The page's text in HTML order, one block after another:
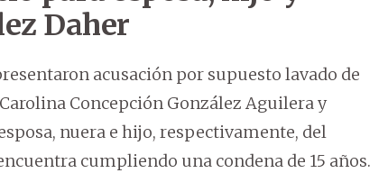
Daher
acusación por supuesto lavado de
Concepción González Aguilera y
nuera e hijo, respectivamente, del
cumpliendo una condena de 15 años.